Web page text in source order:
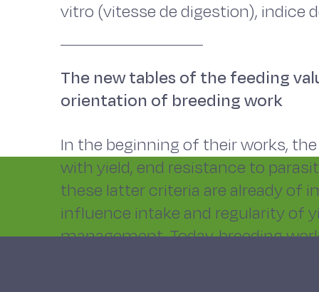
vitro (vitesse de digestion), indice
The new tables of the feeding
orientation of breeding work
In the beginning of their works,
with yield, end resistance to
these latter criteria are already of
influence intake and regularity of
management. Today, breeding